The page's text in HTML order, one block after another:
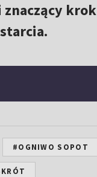
#OGNIWO SOPOT